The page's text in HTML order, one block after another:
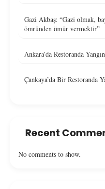
Gazi Akbaş: “Gazi olmak,
ömründen ömür vermektir”
Ankara’da Restoranda
Çankaya’da Bir Restoranda
Recent
No comments to show.